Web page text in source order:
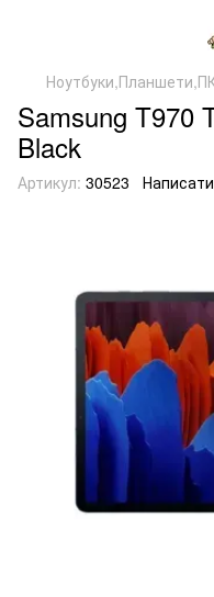
Samsung T970
Black
Артикул: 30523 Написати